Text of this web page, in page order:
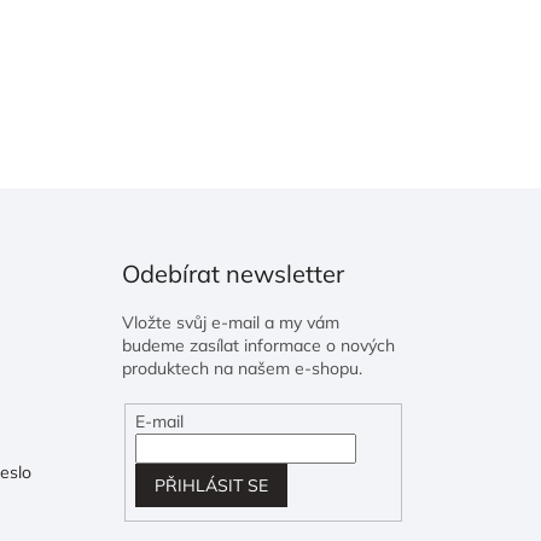
Odebírat newsletter
Vložte svůj e-mail a my vám
budeme zasílat informace o nových
produktech na našem e-shopu.
E-mail
PŘIHLÁSIT SE